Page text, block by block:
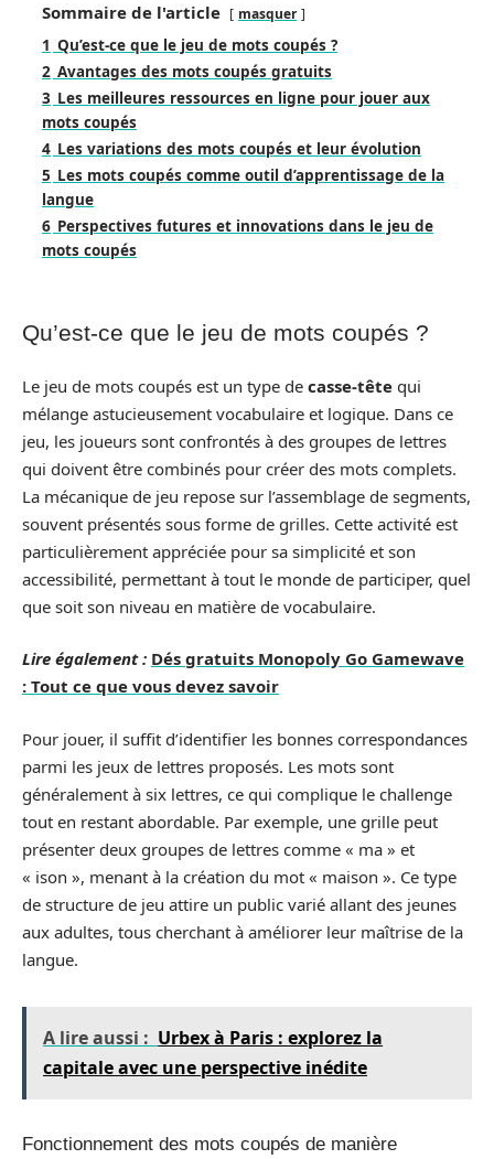
Sommaire de l'article masquer
1 Qu’est-ce que le jeu de mots coupés ?
2 Avantages des mots coupés gratuits
3 Les meilleures ressources en ligne pour jouer aux
mots coupés
4 Les variations des mots coupés et leur évolution
5 Les mots coupés comme outil d’apprentissage de la
langue
6 Perspectives futures et innovations dans le jeu de
mots coupés
Qu’est-ce que le jeu de mots coupés ?
Le jeu de mots coupés est un type de casse-tête qui
mélange astucieusement vocabulaire et logique. Dans ce
jeu, les joueurs sont confrontés à des groupes de lettres
qui doivent être combinés pour créer des mots complets.
La mécanique de jeu repose sur l’assemblage de segments,
souvent présentés sous forme de grilles. Cette activité est
particulièrement appréciée pour sa simplicité et son
accessibilité, permettant à tout le monde de participer, quel
que soit son niveau en matière de vocabulaire.
Lire également : Dés gratuits Monopoly Go Gamewave
: Tout ce que vous devez savoir
Pour jouer, il suffit d’identifier les bonnes correspondances
parmi les jeux de lettres proposés. Les mots sont
généralement à six lettres, ce qui complique le challenge
tout en restant abordable. Par exemple, une grille peut
présenter deux groupes de lettres comme « ma » et
« ison », menant à la création du mot « maison ». Ce type
de structure de jeu attire un public varié allant des jeunes
aux adultes, tous cherchant à améliorer leur maîtrise de la
langue.
A lire aussi : Urbex à Paris : explorez la
capitale avec une perspective inédite
Fonctionnement des mots coupés de manière